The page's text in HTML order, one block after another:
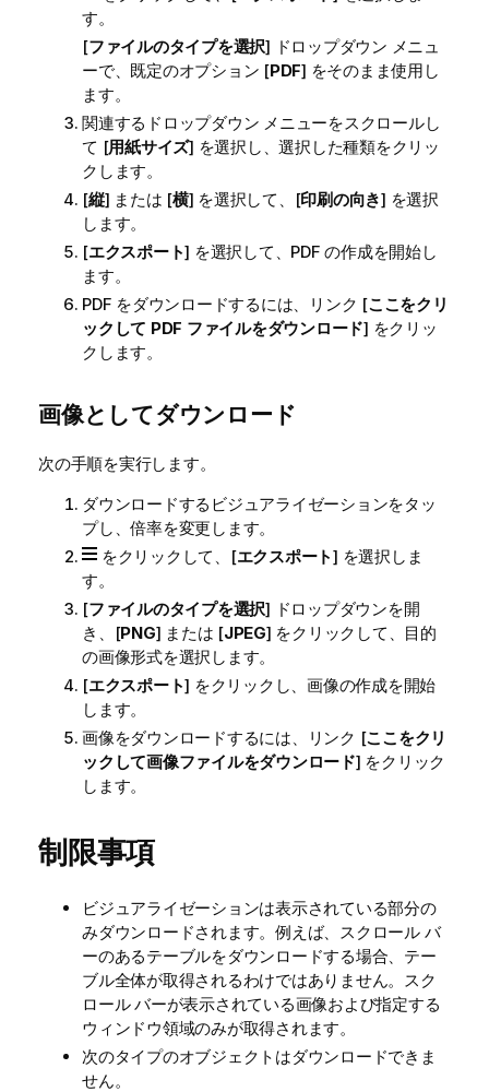
す。
[ファイルのタイプを選択] ドロップダウン メニュ
ーで、既定のオプション [PDF] をそのまま使用し
ます。
関連するドロップダウン メニューをスクロールし
て [用紙サイズ] を選択し、選択した種類をクリッ
クします。
[縦] または [横] を選択して、[印刷の向き] を選択
します。
[エクスポート] を選択して、PDF の作成を開始し
ます。
PDF をダウンロードするには、リンク [ここをクリ
ックして PDF ファイルをダウンロード] をクリッ
クします。
画像としてダウンロード
次の手順を実行します。
ダウンロードするビジュアライゼーションをタッ
プし、倍率を変更します。
をクリックして、[エクスポート] を選択しま
す。
[ファイルのタイプを選択] ドロップダウンを開
き、[PNG] または [JPEG] をクリックして、目的
の画像形式を選択します。
[エクスポート] をクリックし、画像の作成を開始
します。
画像をダウンロードするには、リンク [ここをクリ
ックして画像ファイルをダウンロード] をクリック
します。
制限事項
ビジュアライゼーションは表示されている部分の
みダウンロードされます。例えば、スクロール バ
ーのあるテーブルをダウンロードする場合、テー
ブル全体が取得されるわけではありません。スク
ロール バーが表示されている画像および指定する
ウィンドウ領域のみが取得されます。
次のタイプのオブジェクトはダウンロードできま
せん。